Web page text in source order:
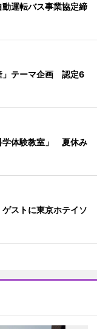
運転バス事業協定締
」テーマ企画 認定6
学体験教室」 夏休み
ストに東京ホテイソ